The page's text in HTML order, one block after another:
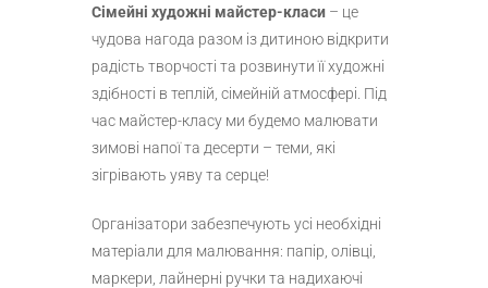
Сімейні художні майстер-класи – це
чудова нагода разом із дитиною відкрити
радість творчості та розвинути її художні
здібності в теплій, сімейній атмосфері. Під
час майстер-класу ми будемо малювати
зимові напої та десерти – теми, які
зігрівають уяву та серце!
Організатори забезпечують усі необхідні
матеріали для малювання: папір, олівці,
маркери, лайнерні ручки та надихаючі